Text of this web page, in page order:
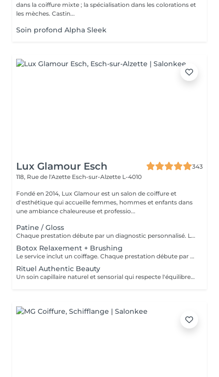
dans la coiffure mixte ; la spécialisation dans les colorations et
les mèches. Castin...
Soin profond Alpha Sleek
Lux Glamour Esch
343
118, Rue de l'Azette Esch-sur-Alzette L-4010
Fondé en 2014, Lux Glamour est un salon de coiffure et
d'esthétique qui accueille femmes, hommes et enfants dans
une ambiance chaleureuse et professio...
Patine / Gloss
Chaque prestation débute par un diagnostic personnalisé. Le tarif final est confirmé en salon selon les besoins de vos cheveux et la technique réalisée.
Botox Relaxement + Brushing
Le service inclut un coiffage. Chaque prestation débute par un diagnostic personnalisé. Le tarif final est confirmé en salon selon les besoins de vos cheveux et la technique réalisée.
Rituel Authentic Beauty
Un soin capillaire naturel et sensorial qui respecte l'équilibre du cuir chevelu et la beauté des cheveux. Enrichi en ingrédients d'origine naturelle, ce rituel nettoie, nourrit et sublime la fibre capillaire tout en apportant une sensation de fraîcheur et de légèreté. Profitez d'un moment de bien-être authentique et relaxant pour révéler des cheveux sains et lumineux.